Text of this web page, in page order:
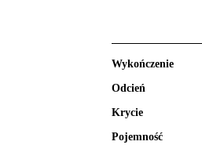
Wykończenie
Odcień
Krycie
Pojemność